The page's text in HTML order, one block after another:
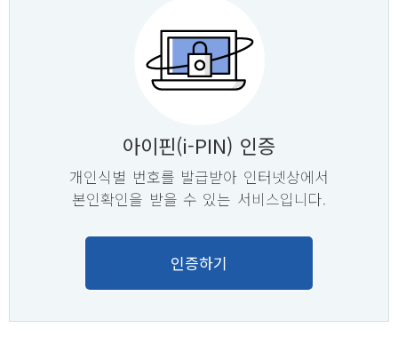
아이핀(i-PIN) 인증
개인식별 번호를 발급받아 인터넷상에서
본인확인을 받을 수 있는 서비스입니다.